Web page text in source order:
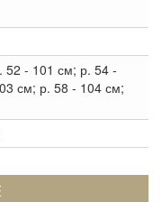
52 - 101 см; р. 54 -
см; р. 58 - 104 см;